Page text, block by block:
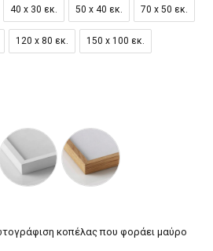
40 x 30 εκ. 50 x 40 εκ. 70 x 50 εκ.
120 x 80 εκ. 150 x 100 εκ.
κοπέλας που φοράει μαύρο